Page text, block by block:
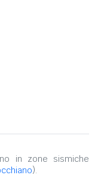
in zone sismiche
).